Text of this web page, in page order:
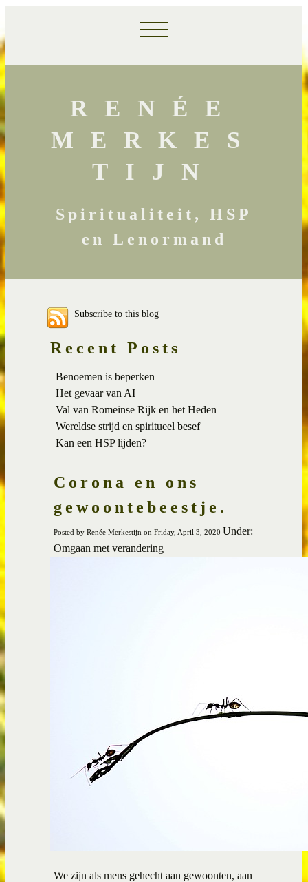
RENÉE
MERKES
TIJN
Spiritualiteit, HSP
en Lenormand
Subscribe to this blog
Recent Posts
Benoemen is beperken
Het gevaar van AI
Val van Romeinse Rijk en het Heden
Wereldse strijd en spiritueel besef
Kan een HSP lijden?
Corona en ons
gewoontebeestje.
Posted by Renée Merkestijn on Friday, April 3, 2020 Under:
Omgaan met verandering
We zijn als mens gehecht aan gewoonten, aan